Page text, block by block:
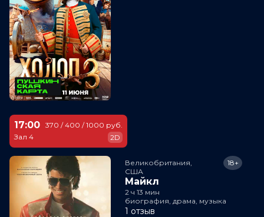
17:00
Зал 4
370 / 400 / 1000 руб.
2D
Великобритания,
США
Майкл
18+
2 ч 13 мин
биография, драма, музыка
1 отзыв